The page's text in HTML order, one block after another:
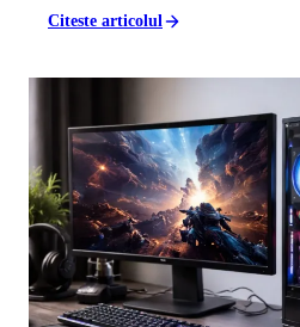
Citeste articolul